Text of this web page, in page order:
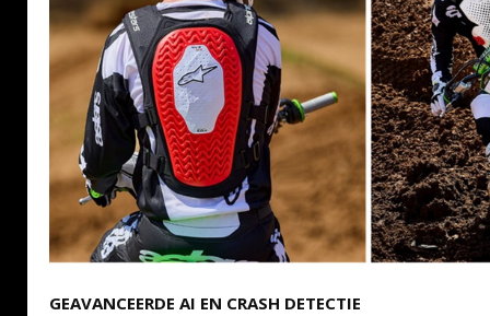
GEAVANCEERDE AI EN CRASH DETECTIE